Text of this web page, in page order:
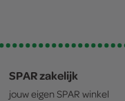
SPAR zakelijk
jouw eigen SPAR winkel